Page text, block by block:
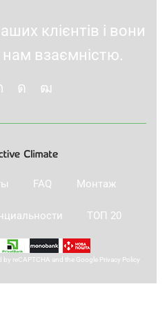
клієнтів і вони
нам взаємністю.
FAQ Монтаж
ТОП 20
by reCAPTCHA and the Google Privacy Policy